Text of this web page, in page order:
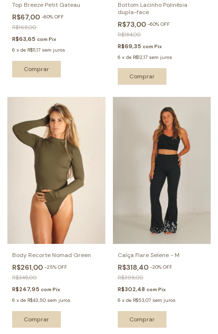
Top Breeze Petit Gateau
R$67,00 -60% OFF
R$168,00
R$63,65 com Pix
6 x de R$11,17 sem juros
Comprar
Bottom Lacinho Polinésia
dupla-face
R$73,00 -60% OFF
R$184,00
R$69,35 com Pix
6 x de R$12,17 sem juros
Comprar
Body Recorte Nomad Green
R$261,00 -25% OFF
R$348,00
R$247,95 com Pix
6 x de R$43,50 sem juros
Comprar
Calça Flare Selene - M
R$318,40 -20% OFF
R$398,00
R$302,48 com Pix
6 x de R$53,07 sem juros
Comprar